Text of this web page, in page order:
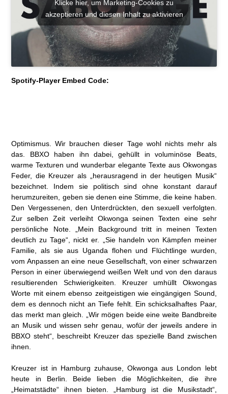
Klicke hier, um Marketing-Cookies zu
akzeptieren und diesen Inhalt zu aktivieren
Spotify-Player Embed Code:
Optimismus. Wir brauchen dieser Tage wohl nichts mehr als
das. BBXO haben ihn dabei, gehüllt in voluminöse Beats,
warme Texturen und wunderbar elegante Texte aus Okwongas
Feder, die Kreuzer als „herausragend in der heutigen Musik“
bezeichnet. Indem sie politisch sind ohne konstant darauf
herumzureiten, geben sie denen eine Stimme, die keine haben.
Den Vergessenen, den Unterdrückten, den sexuell verfolgten.
Zur selben Zeit verleiht Okwonga seinen Texten eine sehr
persönliche Note. „Mein Background tritt in meinen Texten
deutlich zu Tage“, nickt er. „Sie handeln von Kämpfen meiner
Familie, als sie aus Uganda flohen und Flüchtlinge wurden,
vom Anpassen an eine neue Gesellschaft, von einer schwarzen
Person in einer überwiegend weißen Welt und von den daraus
resultierenden Schwierigkeiten. Kreuzer umhüllt Okwongas
Worte mit einem ebenso zeitgeistigen wie eingängigen Sound,
dem es dennoch nicht an Tiefe fehlt. Ein schicksalhaftes Paar,
das merkt man gleich. „Wir mögen beide eine weite Bandbreite
an Musik und wissen sehr genau, wofür der jeweils andere in
BBXO steht“, beschreibt Kreuzer das spezielle Band zwischen
ihnen.
Kreuzer ist in Hamburg zuhause, Okwonga aus London lebt
heute in Berlin. Beide lieben die Möglichkeiten, die ihre
„Heimatstädte“ ihnen bieten. „Hamburg ist die Musikstadt“,